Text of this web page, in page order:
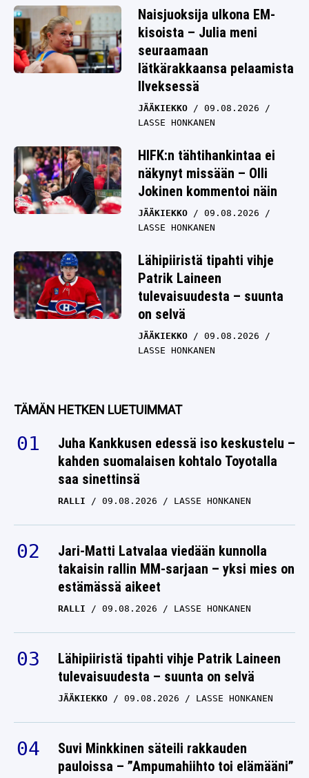
Naisjuoksija ulkona EM-
kisoista – Julia meni
seuraamaan
lätkärakkaansa pelaamista
Ilveksessä
JÄÄKIEKKO
09.08.2026
LASSE HONKANEN
HIFK:n tähtihankintaa ei
näkynyt missään – Olli
Jokinen kommentoi näin
JÄÄKIEKKO
09.08.2026
LASSE HONKANEN
Lähipiiristä tipahti vihje
Patrik Laineen
tulevaisuudesta – suunta
on selvä
JÄÄKIEKKO
09.08.2026
LASSE HONKANEN
TÄMÄN HETKEN LUETUIMMAT
Juha Kankkusen edessä iso keskustelu –
kahden suomalaisen kohtalo Toyotalla
saa sinettinsä
RALLI 09.08.2026 LASSE HONKANEN
Jari-Matti Latvalaa viedään kunnolla
takaisin rallin MM-sarjaan – yksi mies on
estämässä aikeet
RALLI 09.08.2026 LASSE HONKANEN
Lähipiiristä tipahti vihje Patrik Laineen
tulevaisuudesta – suunta on selvä
JÄÄKIEKKO 09.08.2026 LASSE HONKANEN
Suvi Minkkinen säteili rakkauden
pauloissa – ”Ampumahiihto toi elämääni”